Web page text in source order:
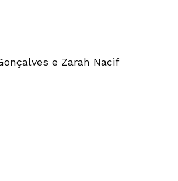
e Zarah Nacif